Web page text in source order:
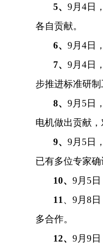
5、 9月4日
各自贡献。
6、 9月4日
7、 9月4日
步推进标准研制
8、 9月5日
电机做出贡献
9、 9月5日
已有多位专家确
10、 9月5
11 、 9月8
多合作。
12、 9月9